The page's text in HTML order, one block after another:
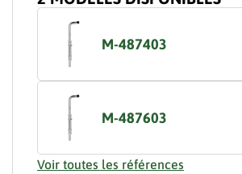
M-487403
M-487603
Voir toutes les références